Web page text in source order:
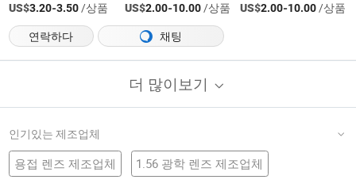
US$3.20-3.50/상품 US$2.00-10.00/상품 US$2.00-10.00/상품
연락하다
채팅
더 많이보기
인기있는 제조업체
용접 렌즈 제조업체 1.56 광학 렌즈 제조업체